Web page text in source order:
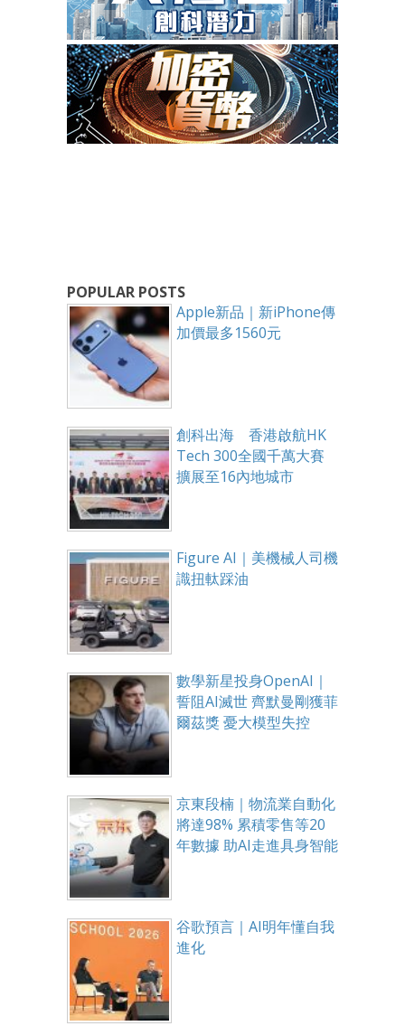
POPULAR POSTS
Apple新品｜新iPhone傳
加價最多1560元
創科出海 香港啟航HK
Tech 300全國千萬大賽
擴展至16內地城市
Figure AI｜美機械人司機
識扭軚踩油
數學新星投身OpenAI｜
誓阻AI滅世 齊默曼剛獲菲
爾茲獎 憂大模型失控
京東段楠｜物流業自動化
將達98% 累積零售等20
年數據 助AI走進具身智能
谷歌預言｜AI明年懂自我
進化